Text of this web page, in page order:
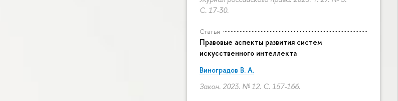
С. 17-30.
Статья
Правовые аспекты развития систем
искусственного интеллекта
Виноградов В. А.
Закон. 2023. № 12. С. 157-166.